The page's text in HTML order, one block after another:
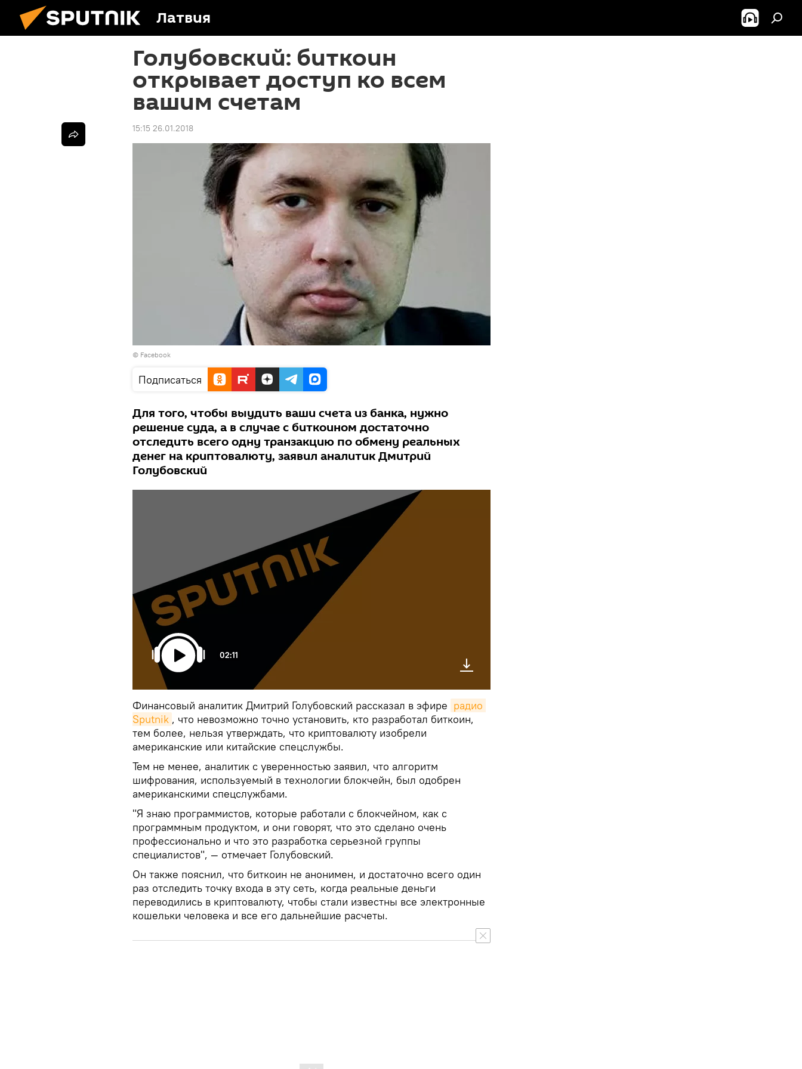
Латвия
Голубовский: биткоин
открывает доступ ко всем
вашим счетам
15:15 26.01.2018
© Facebook
Подписаться
Для того, чтобы выудить ваши счета из банка, нужно
решение суда, а в случае с биткоином достаточно
отследить всего одну транзакцию по обмену реальных
денег на криптовалюту, заявил аналитик Дмитрий
Голубовский
02:11
Финансовый аналитик Дмитрий Голубовский рассказал в эфире радио
Sputnik , что невозможно точно установить, кто разработал биткоин,
тем более, нельзя утверждать, что криптовалюту изобрели
американские или китайские спецслужбы.
Тем не менее, аналитик с уверенностью заявил, что алгоритм
шифрования, используемый в технологии блокчейн, был одобрен
американскими спецслужбами.
"Я знаю программистов, которые работали с блокчейном, как с
программным продуктом, и они говорят, что это сделано очень
профессионально и что это разработка серьезной группы
специалистов", — отмечает Голубовский.
Он также пояснил, что биткоин не анонимен, и достаточно всего один
раз отследить точку входа в эту сеть, когда реальные деньги
переводились в криптовалюту, чтобы стали известны все электронные
кошельки человека и все его дальнейшие расчеты.